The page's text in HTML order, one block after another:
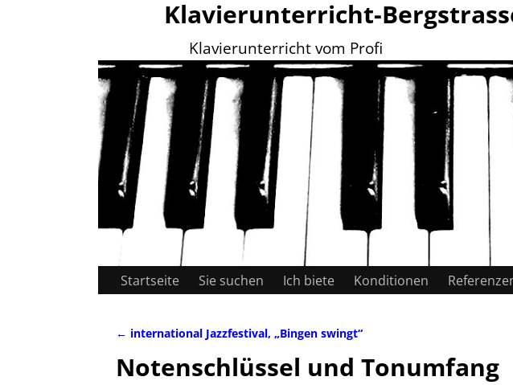
Klavierunterricht-
Klavierunterricht vom Profi
Startseite Sie suchen Ich biete Konditionen
← international Jazzfestival, „Bingen swingt“
Notenschlüssel und Tonumfang